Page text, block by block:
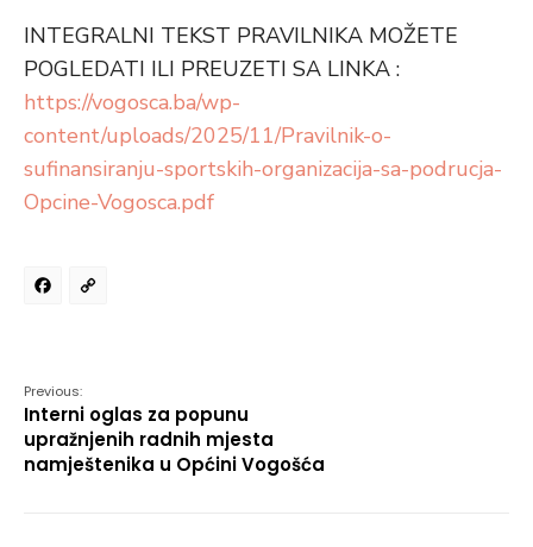
INTEGRALNI TEKST PRAVILNIKA MOŽETE
POGLEDATI ILI PREUZETI SA LINKA :
https://vogosca.ba/wp-
content/uploads/2025/11/Pravilnik-o-
sufinansiranju-sportskih-organizacija-sa-podrucja-
Opcine-Vogosca.pdf
Facebook
Previous:
Interni oglas za popunu
upražnjenih radnih mjesta
namještenika u Općini Vogošća